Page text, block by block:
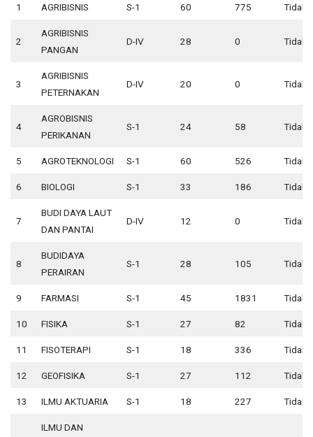
1 AGRIBISNIS S-1 60 775 Tidak
2
AGRIBISNIS
PANGAN
D-IV 28 0 Tidak
3
AGRIBISNIS
PETERNAKAN
D-IV 20 0 Tidak
4
AGROBISNIS
PERIKANAN
S-1 24 58 Tidak
5 AGROTEKNOLOGI S-1 60 526 Tidak
6 BIOLOGI S-1 33 186 Tidak
7
BUDI DAYA LAUT
DAN PANTAI
D-IV 12 0 Tidak
8
BUDIDAYA
PERAIRAN
S-1 28 105 Tidak
9 FARMASI S-1 45 1831 Tidak
10 FISIKA S-1 27 82 Tidak
11 FISOTERAPI S-1 18 336 Tidak
12 GEOFISIKA S-1 27 112 Tidak
13 ILMU AKTUARIA S-1 18 227 Tidak
ILMU DAN